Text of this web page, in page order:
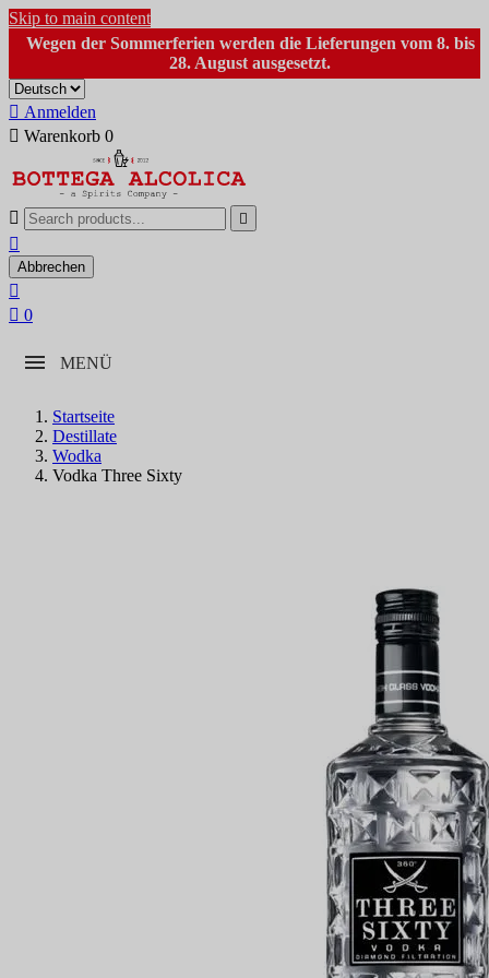
Skip to main content
Wegen der Sommerferien werden die Lieferungen vom 8. bis
28. August ausgesetzt.
 Anmelden
 Warenkorb 0
 

Abbrechen

 0
MENÜ
Startseite
Destillate
Wodka
Vodka Three Sixty